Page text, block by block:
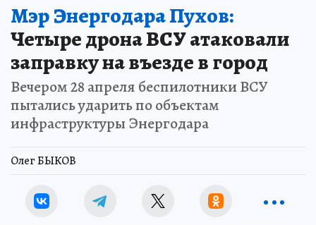
Мэр Энергодара Пухов:
Четыре дрона ВСУ атаковали
заправку на въезде в город
Вечером 28 апреля беспилотники ВСУ
пытались ударить по объектам
инфраструктуры Энергодара
Олег БЫКОВ